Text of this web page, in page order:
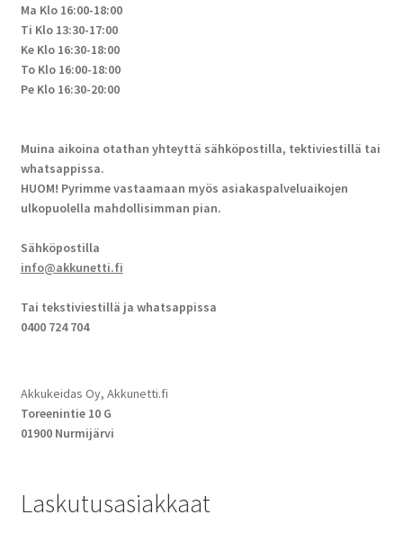
Ma Klo 16:00-18:00
Ti Klo 13:30-17:00
Ke Klo 16:30-18:00
To Klo 16:00-18:00
Pe Klo 16:30-20:00
Muina aikoina otathan yhteyttä sähköpostilla, tektiviestillä tai
whatsappissa.
HUOM! Pyrimme vastaamaan myös asiakaspalveluaikojen
ulkopuolella mahdollisimman pian.
Sähköpostilla
info@akkunetti.fi
Tai tekstiviestillä ja whatsappissa
0400 724 704
Akkukeidas Oy, Akkunetti.fi
Toreenintie 10 G
01900 Nurmijärvi
Laskutusasiakkaat